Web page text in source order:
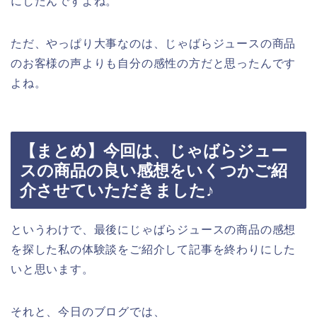
ただ、やっぱり大事なのは、じゃばらジュースの商品
のお客様の声よりも自分の感性の方だと思ったんです
よね。
【まとめ】今回は、じゃばらジュー
スの商品の良い感想をいくつかご紹
介させていただきました♪
というわけで、最後にじゃばらジュースの商品の感想
を探した私の体験談をご紹介して記事を終わりにした
いと思います。
それと、今日のブログでは、